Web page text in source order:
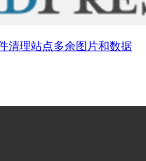
清理站点多余图片和数据